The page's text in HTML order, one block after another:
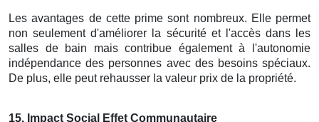
Les avantages de cette prime sont nombreux. Elle permet
non seulement d'améliorer la sécurité et l'accès dans les
salles de bain mais contribue également à l'autonomie
indépendance des personnes avec des besoins spéciaux.
De plus, elle peut rehausser la valeur prix de la propriété.
15. Impact Social Effet Communautaire